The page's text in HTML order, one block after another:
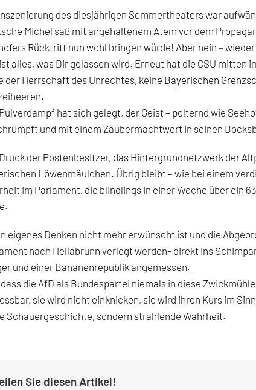
des diesjährigen Sommertheaters war
Michel saß mit angehaltenem Atem vor dem
Rücktritt nun wohl bringen würde! Aber nein –
alles, was Dir gelassen wird. Erneut hat die CSU mitten
der Herrschaft des Unrechtes, keine Bayerischen
hat sich gelegt, der Geist – polternd wie
und mit einem Zaubermachtwort in seinen
der Postenbesitzer, das Hintergrundnetzwerk der
Löwenmäulchen. Übrig bleibt – wie bei einem
im Parlament, die blindlings in einer Woche über ein
eigenes Denken nicht mehr erwünscht ist und die
nach Hellabrunn verlegt werden- direkt ins
und einer Bananenrepublik angemessen.
die AfD als Bundespartei niemals in diese
sie wird nicht einknicken, sie wird ihren Kurs im
Schauergeschichte, sondern strahlende Wahrheit.
Sie diesen Artikel!